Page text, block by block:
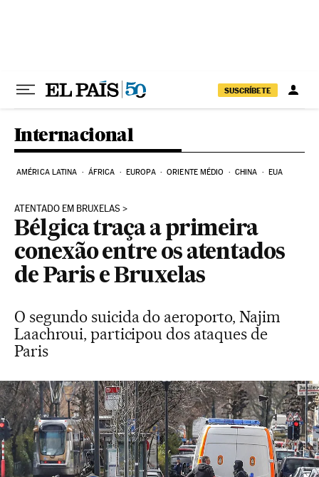
SUSCRÍBETE
Internacional
AMÉRICA LATINA ÁFRICA EUROPA ORIENTE MÉDIO CHINA EUA
ATENTADO EM BRUXELAS
Bélgica traça a primeira
conexão entre os atentados
de Paris e Bruxelas
O segundo suicida do aeroporto, Najim
Laachroui, participou dos ataques de
Paris